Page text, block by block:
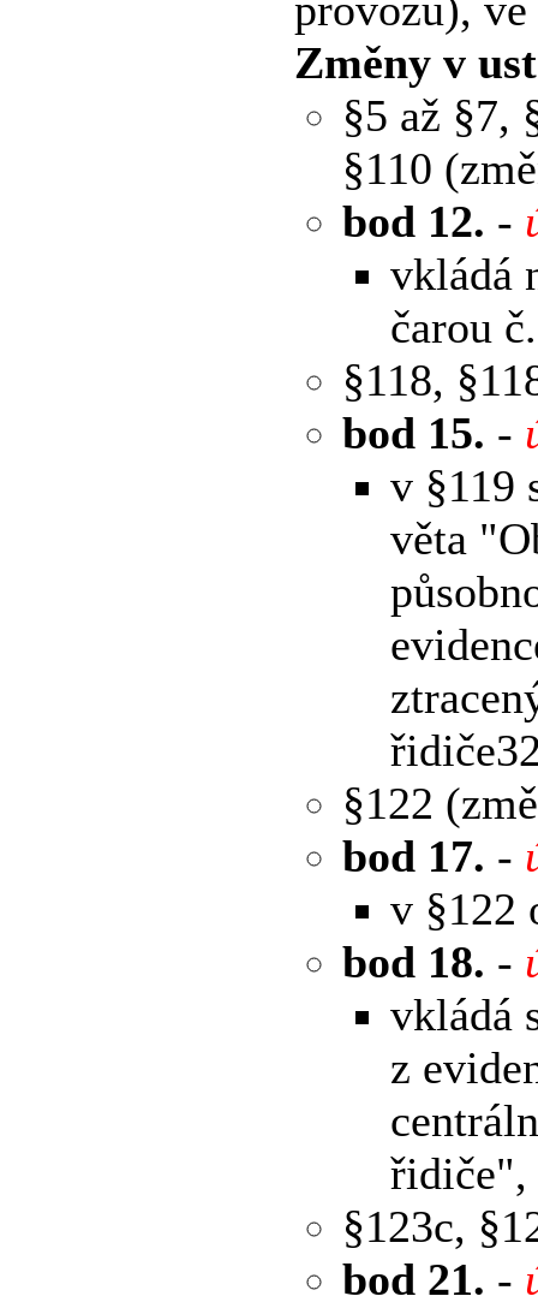
Změny v
§5 až §7,
§110
bod 12. -
vkládá
čarou
§118,
bod 15. -
v §119
věta
§122
bod 17. -
v §122
bod 18. -
vkládá
z
řidiče",
§123c,
bod 21. -